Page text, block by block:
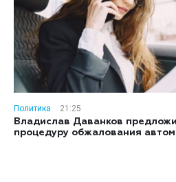
Политика
21:25
Владислав Даванков
процедуру обжалования